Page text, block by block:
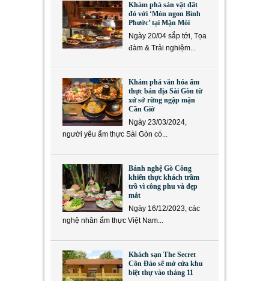
Khám phá sản vật đất
đỏ với ‘Món ngon Bình
Phước’ tại Mặn Mòi
Ngày 20/04 sắp tới, Tọa
đàm & Trải nghiệm...
Khám phá văn hóa ẩm
thực bản địa Sài Gòn từ
xứ sở rừng ngập mặn
Cần Giờ
Ngày 23/03/2024,
người yêu ẩm thực Sài Gòn có...
Bánh nghệ Gò Công
khiến thực khách trầm
trồ vì công phu và đẹp
mắt
Ngày 16/12/2023, các
nghệ nhân ẩm thực Việt Nam...
Khách sạn The Secret
Côn Đảo sẽ mở cửa khu
biệt thự vào tháng 11